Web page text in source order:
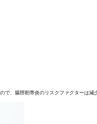
、腸脛靭帯炎のリスクファクターは減